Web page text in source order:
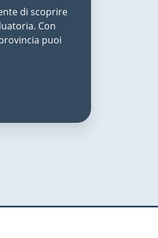
di scoprire
Con
puoi